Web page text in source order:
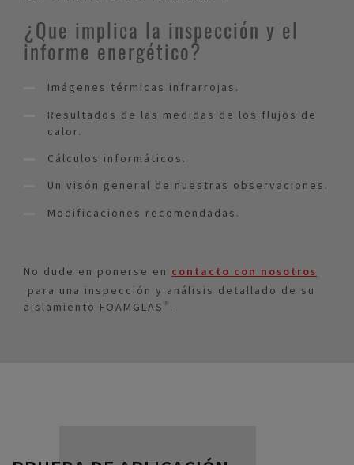
¿Que implica la inspección y el
informe energético?
Imágenes térmicas infrarrojas.
Resultados de las medidas de los flujos de
calor.
Cálculos informáticos.
Un visón general de nuestras observaciones.
Modificaciones recomendadas.
No dude en ponerse en contacto con nosotros
para una inspección y análisis detallado de su
aislamiento FOAMGLAS®.